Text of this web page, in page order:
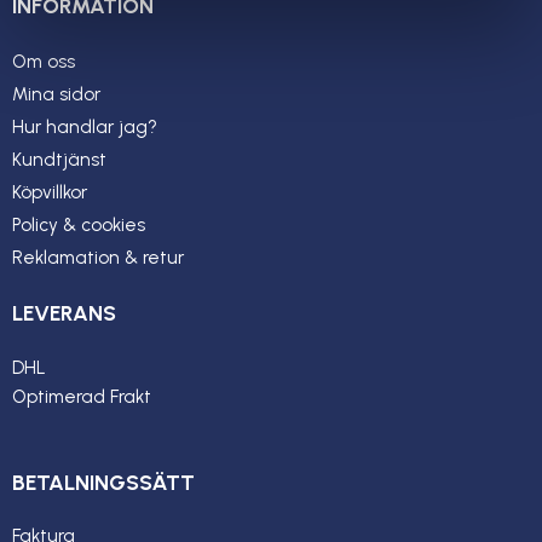
INFORMATION
Om oss
Mina sidor
Hur handlar jag?
Kundtjänst
Köpvillkor
Policy & cookies
Reklamation & retur
LEVERANS
DHL
Optimerad Frakt
BETALNINGSSÄTT
Faktura